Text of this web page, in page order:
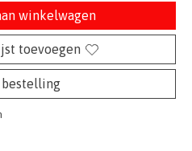
winkelwagen
toevoegen
bestelling